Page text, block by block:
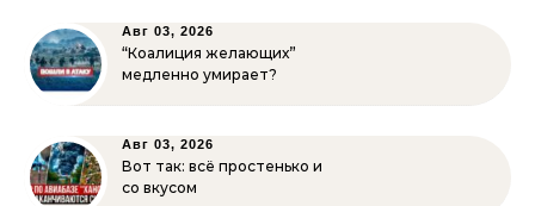
Авг 03, 2026
“Коалиция желающих”
медленно умирает?
Авг 03, 2026
Вот так: всё простенько и
со вкусом